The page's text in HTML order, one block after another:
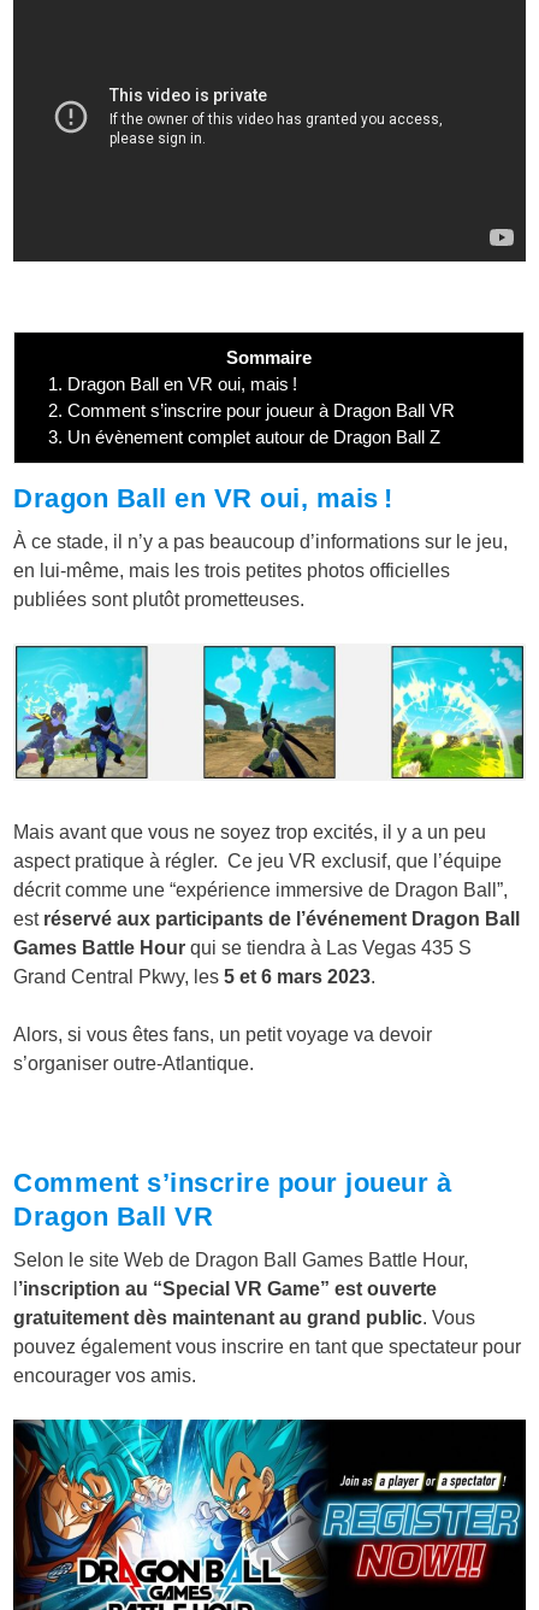
Sommaire
1. Dragon Ball en VR oui, mais !
2. Comment s’inscrire pour joueur à Dragon Ball VR
3. Un évènement complet autour de Dragon Ball Z
Dragon Ball en VR oui, mais !
À ce stade, il n’y a pas beaucoup d’informations sur le jeu,
en lui-même, mais les trois petites photos officielles
publiées sont plutôt prometteuses.
Mais avant que vous ne soyez trop excités, il y a un peu
aspect pratique à régler. Ce jeu VR exclusif, que l’équipe
décrit comme une “expérience immersive de Dragon Ball”,
est réservé aux participants de l’événement Dragon Ball
Games Battle Hourqui se tiendra à Las Vegas 435 S
Grand Central Pkwy, les 5 et 6 mars 2023.
Alors, si vous êtes fans, un petit voyage va devoir
s’organiser outre-Atlantique.
Comment s’inscrire pour joueur à
Dragon Ball VR
Selon le site Web de Dragon Ball Games Battle Hour,
’inscription au “Special VR Game” est ouverte
gratuitement dès maintenant au grand public. Vous
pouvez également vous inscrire en tant que spectateur pour
encourager vos amis.